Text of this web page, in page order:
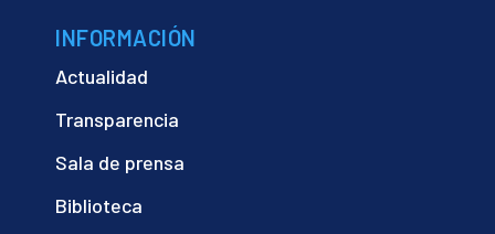
INFORMACIÓN
Actualidad
Transparencia
Sala de prensa
Biblioteca